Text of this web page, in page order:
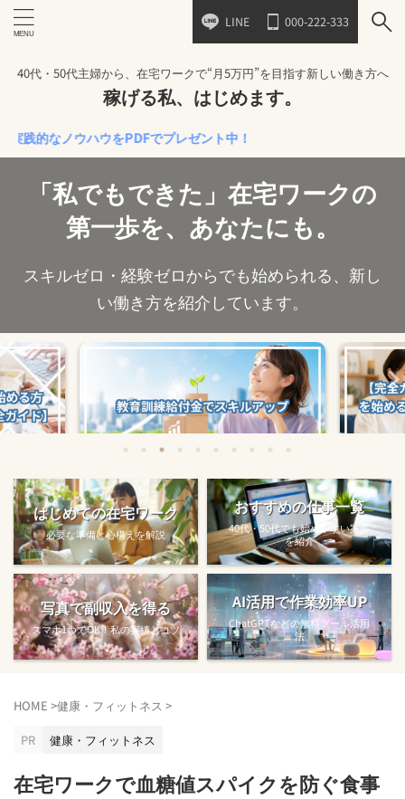
LINE 000-222-333
40代・50代主婦から、在宅ワークで“月5万円”を目指す新しい働き方へ
稼げる私、はじめます。
ウハウをPDFでプレゼント中！
「私でもできた」在宅ワークの
第一歩を、あなたにも。
スキルゼロ・経験ゼロからでも始められる、新し
い働き方を紹介しています。
る方法
教育訓練給付金で賢くスキルアップする
方法【主婦でも使え...
【完全ガ
はじめての在宅ワーク
必要な準備と心構えを解説
おすすめの仕事一覧
40代・50代でも始めやすい案件
を紹介
写真で副収入を得る
スマホ1つでOK！私の実績とコツ
AI活用で作業効率UP
ChatGPTなどの無料ツール活用
法
HOME >健康・フィットネス >
PR
健康・フィットネス
在宅ワークで血糖値スパイクを防ぐ食事